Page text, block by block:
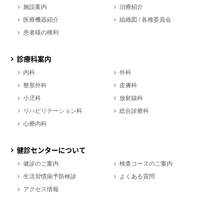
施設案内
治療紹介
医療機器紹介
組織図 / 各種委員会
患者様の権利
診療科案内
内科
外科
整形外科
皮膚科
小児科
放射線科
リハビリテーション科
総合診療科
心療内科
健診センターについて
健診のご案内
検査コースのご案内
生活習慣病予防検診
よくある質問
アクセス情報